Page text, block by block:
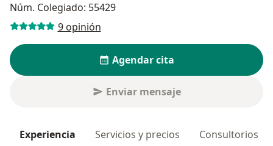
Núm. Colegiado: 55429
9 opinión
Agendar cita
Enviar mensaje
Experiencia Servicios y precios Consultorios